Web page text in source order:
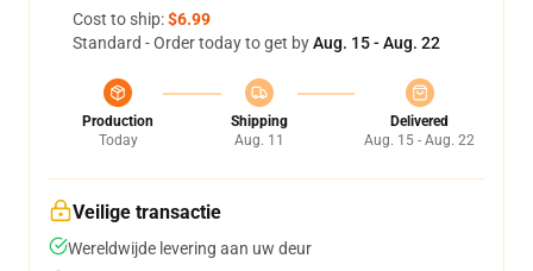
Cost to ship:$6.99
Standard - Order today to get byAug. 15 - Aug. 22
Production
Today
Shipping
Aug. 11
Delivered
Aug. 15 - Aug. 22
Veilige transactie
Wereldwijde levering aan uw deur